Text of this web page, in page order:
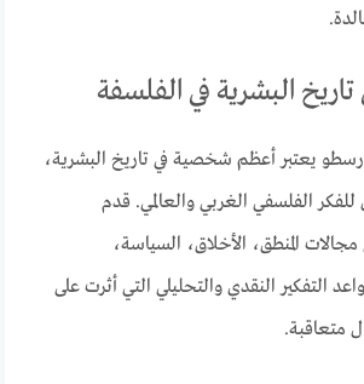
البشرية في الفلسفة
يعتبر أعظم شخصية في تاريخ البشرية،
الفلسفي الغربي والعالمي. قدم
المنطق، الأخلاق، السياسة،
التفكير النقدي والتحليلي التي أثرت على
متعاقبة.